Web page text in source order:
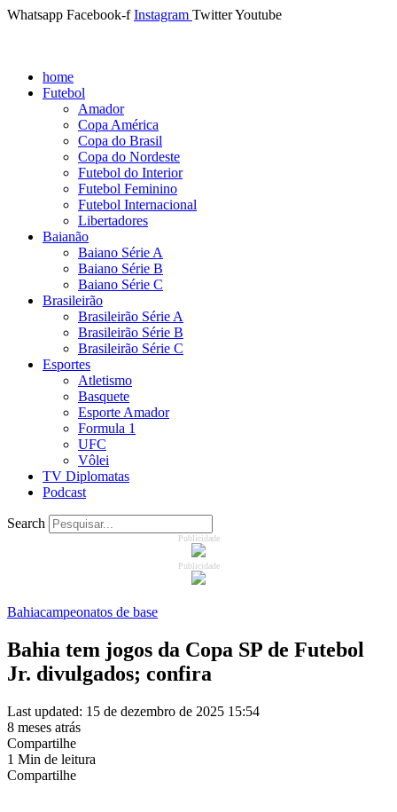
Whatsapp Facebook-f Instagram TwitterYoutube
home
Futebol
Amador
Copa América
Copa do Brasil
Copa do Nordeste
Futebol do Interior
Futebol Feminino
Futebol Internacional
Libertadores
Baianão
Baiano Série A
Baiano Série B
Baiano Série C
Brasileirão
Brasileirão Série A
Brasileirão Série B
Brasileirão Série C
Esportes
Atletismo
Basquete
Esporte Amador
Formula 1
UFC
Vôlei
TV Diplomatas
Podcast
Search
Publicidade
Publicidade
Bahiacampeonatos de base
Bahia tem jogos da Copa SP de Futebol
Jr. divulgados; confira
Last updated: 15 de dezembro de 2025 15:54
8 meses atrás
Compartilhe
1 Min de leitura
Compartilhe